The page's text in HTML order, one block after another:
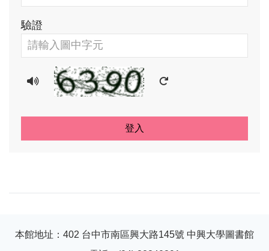
驗證
播放驗證碼語音
登入
本館地址：402 台中市南區興大路145號 中興大學圖書館